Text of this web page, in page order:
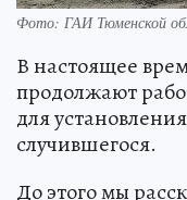
Фото: ГАИ Тюменской
В настоящее
продолжают
для
случившегося.
До этого мы